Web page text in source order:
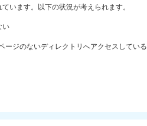
います。以下の状況が考えられます。
い
ージのないディレクトリへアクセスしている